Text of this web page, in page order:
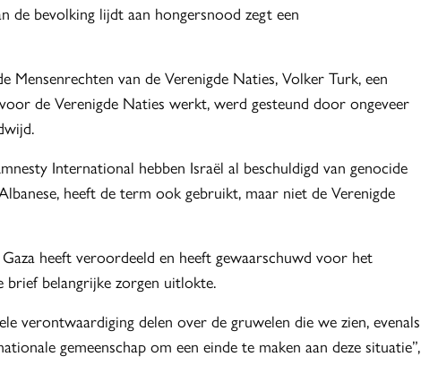
de bevolking lijdt aan hongersnood zegt een
van de Verenigde Naties, Volker Turk, een
de Verenigde Naties werkt, werd gesteund door ongeveer
International hebben Israël al beschuldigd van genocide
heeft de term ook gebruikt, maar niet de Verenigde
heeft veroordeeld en heeft gewaarschuwd voor het
brief belangrijke zorgen uitlokte.
verontwaardiging delen over de gruwelen die we zien, evenals
gemeenschap om een einde te maken aan deze situatie”,